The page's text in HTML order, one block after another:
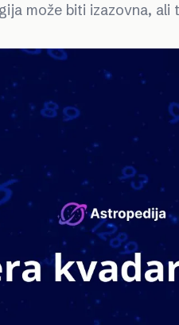
može biti izazovna,